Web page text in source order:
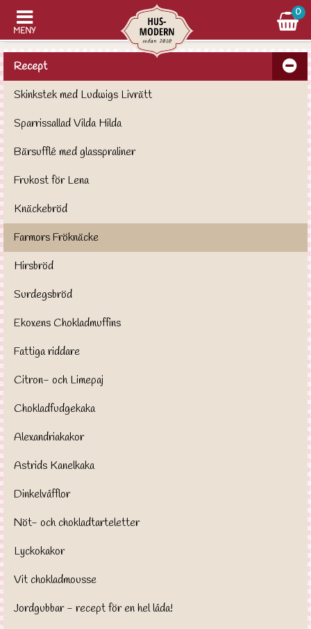
MENY
0
Recept
Skinkstek med Ludwigs Livrätt
Sparrissallad Vilda Hilda
Bärsufflé med glasspraliner
Frukost för Lena
Knäckebröd
Farmors Fröknäcke
Hirsbröd
Surdegsbröd
Ekoxens Chokladmuffins
Fattiga riddare
Citron- och Limepaj
Chokladfudgekaka
Alexandriakakor
Astrids Kanelkaka
Dinkelvåfflor
Nöt- och chokladtarteletter
Lyckokakor
Vit chokladmousse
Jordgubbar - recept för en hel låda!